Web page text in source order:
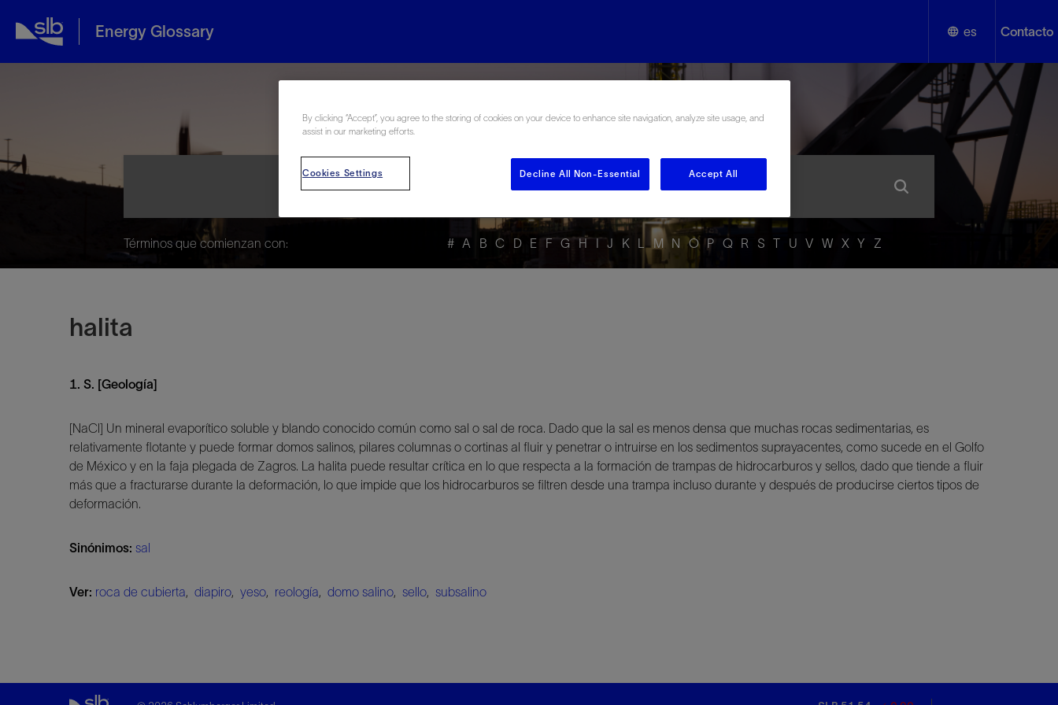
Energy Glossary es
English
Español
Contacto
Energy Glossary en Español
Términos que comienzan con: # A B C D E F G H I J K L M N O P Q R S T U V W X Y Z
halita
1. S. [Geología]
[NaCl] Un mineral evaporítico soluble y blando conocido común como sal o sal de roca. Dado que la sal es menos densa que muchas rocas sedimentarias, es
relativamente flotante y puede formar domos salinos, pilares columnas o cortinas al fluir y penetrar o intruirse en los sedimentos suprayacentes, como sucede en el Golfo
de México y en la faja plegada de Zagros. La halita puede resultar crítica en lo que respecta a la formación de trampas de hidrocarburos y sellos, dado que tiende a fluir
más que a fracturarse durante la deformación, lo que impide que los hidrocarburos se filtren desde una trampa incluso durante y después de producirse ciertos tipos de
deformación.
Sinónimos: sal
Ver: roca de cubierta, diapiro, yeso, reología, domo salino, sello, subsalino
By clicking “Accept”, you agree to the storing of cookies on your device to enhance site navigation, analyze site usage, and
assist in our marketing efforts.
Cookies Settings Decline All Non-Essential Accept All